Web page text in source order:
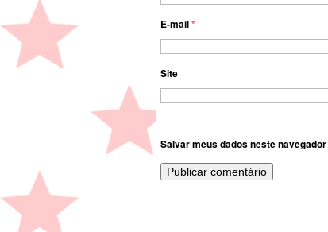
E-mail*
Site
Salvar meus dados neste